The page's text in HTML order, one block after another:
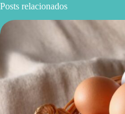
Posts relacionados